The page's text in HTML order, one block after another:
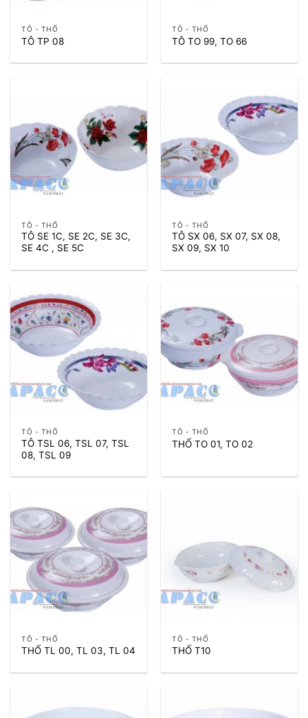
TÔ - THỐ
TÔ TP 08
TÔ - THỐ
TÔ TO 99, TO 66
TÔ - THỐ
TÔ SE 1C, SE 2C, SE 3C,
SE 4C , SE 5C
TÔ - THỐ
TÔ SX 06, SX 07, SX 08,
SX 09, SX 10
TÔ - THỐ
TÔ TSL 06, TSL 07, TSL
08, TSL 09
TÔ - THỐ
THỐ TO 01, TO 02
TÔ - THỐ
THỐ TL 00, TL 03, TL 04
TÔ - THỐ
THỐ T10